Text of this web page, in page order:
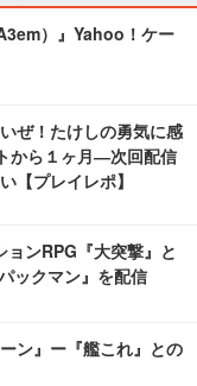
）』Yahoo！ケー
ぜ！たけしの勇気に感
から１ヶ月―次回配信
【プレイレポ】
ョンRPG『大突撃』と
ックマン』を配信
ン』ー『艦これ』との